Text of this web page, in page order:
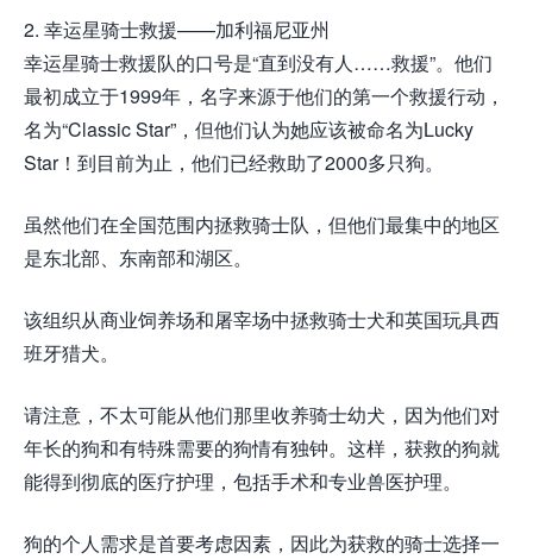
2. 幸运星骑士救援——加利福尼亚州
幸运星骑士救援队的口号是“直到没有人……救援”。他们
最初成立于1999年，名字来源于他们的第一个救援行动，
名为“Classic Star”，但他们认为她应该被命名为Lucky
Star！到目前为止，他们已经救助了2000多只狗。
虽然他们在全国范围内拯救骑士队，但他们最集中的地区
是东北部、东南部和湖区。
该组织从商业饲养场和屠宰场中拯救骑士犬和英国玩具西
班牙猎犬。
请注意，不太可能从他们那里收养骑士幼犬，因为他们对
年长的狗和有特殊需要的狗情有独钟。这样，获救的狗就
能得到彻底的医疗护理，包括手术和专业兽医护理。
狗的个人需求是首要考虑因素，因此为获救的骑士选择一